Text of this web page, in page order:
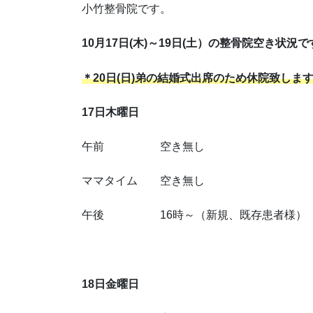
小竹整骨院です。
10月17日(木)～19日(土）の整骨院空き状況で
＊20日(日)弟の結婚式出席のため休院致しま
17日木曜日
午前 空き無し
ママタイム 空き無し
午後 16時～（新規、既存患者様）
18日金曜日